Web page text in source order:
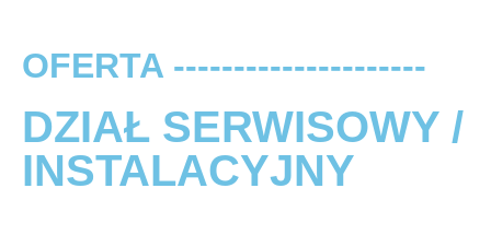
OFERTA ---------------------
DZIAŁ SERWISOWY /
INSTALACYJNY